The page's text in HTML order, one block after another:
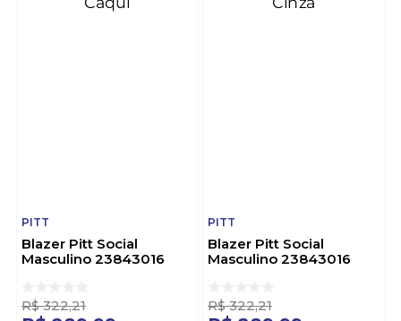
PITT
Blazer Pitt Social
Masculino 23843016
R$ 322,21
PITT
Blazer Pitt Social
Masculino 23843016
R$ 322,21